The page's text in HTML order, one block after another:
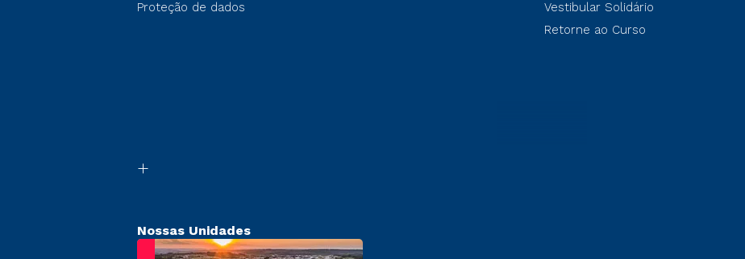
Proteção de dados
Vestibular Solidário
Retorne ao Curso
Nossas Unidades